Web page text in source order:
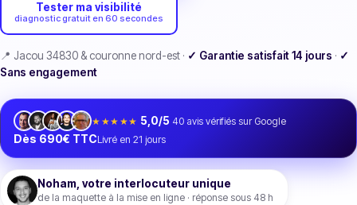
Tester ma visibilité
diagnostic gratuit en 60 secondes
📍 Jacou 34830 & couronne nord-est · ✓ Garantie satisfait 14 jours · ✓
Sans engagement
★★★★★ 5,0/5 40avis vérifiés sur Google
Dès 690€ TTCLivré en 21 jours
Noham, votre interlocuteur unique
de la maquette à la mise en ligne · réponse sous 48 h